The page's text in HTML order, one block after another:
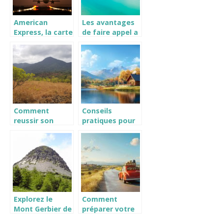
American
Express, la carte
vacances a
l’etranger
Les avantages
de faire appel a
professionnel
pour organiser
un voyage sur
mesure
Comment
reussir son
Conseils
pratiques pour
escapades de
week-end
Explorez le
Mont Gerbier de
Comment
préparer votre